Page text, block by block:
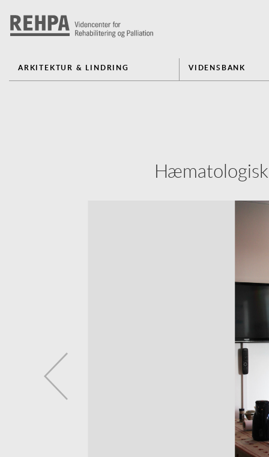
ARKITEKTUR & LINDRING VIDENSBANK